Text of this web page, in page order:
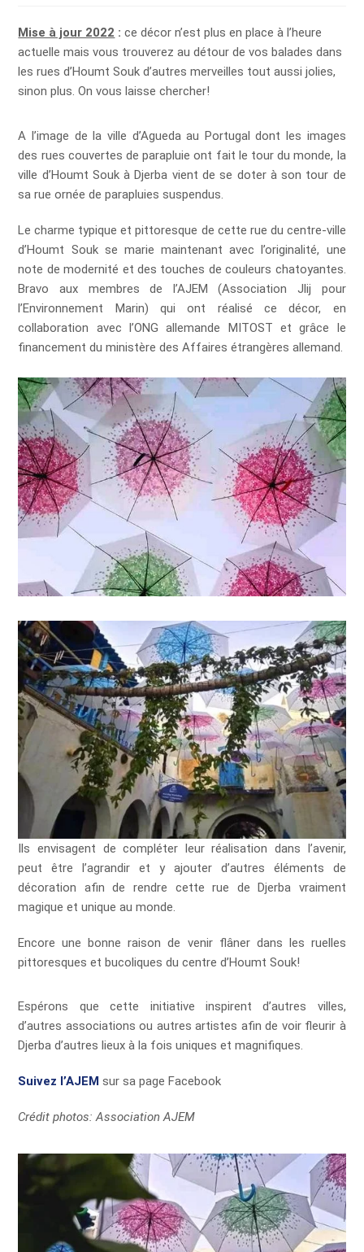
Mise à jour 2022 : ce décor n’est plus en place à l’heure
actuelle mais vous trouverez au détour de vos balades dans
les rues d’Houmt Souk d’autres merveilles tout aussi jolies,
sinon plus. On vous laisse chercher!
A l’image de la ville d’Agueda au Portugal dont les images
des rues couvertes de parapluie ont fait le tour du monde, la
ville d’Houmt Souk à Djerba vient de se doter à son tour de
sa rue ornée de parapluies suspendus.
Le charme typique et pittoresque de cette rue du centre-ville
d’Houmt Souk se marie maintenant avec l’originalité, une
note de modernité et des touches de couleurs chatoyantes.
Bravo aux membres de l’AJEM (Association Jlij pour
l’Environnement Marin) qui ont réalisé ce décor, en
collaboration avec l’ONG allemande MITOST et grâce le
financement du ministère des Affaires étrangères allemand.
Ils envisagent de compléter leur réalisation dans l’avenir,
peut être l’agrandir et y ajouter d’autres éléments de
décoration afin de rendre cette rue de Djerba vraiment
magique et unique au monde.
Encore une bonne raison de venir flâner dans les ruelles
pittoresques et bucoliques du centre d’Houmt Souk!
Espérons que cette initiative inspirent d’autres villes,
d’autres associations ou autres artistes afin de voir fleurir à
Djerba d’autres lieux à la fois uniques et magnifiques.
Suivez l’AJEM sur sa page Facebook
Crédit photos: Association AJEM